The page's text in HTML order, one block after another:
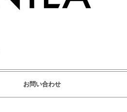
お問い合わせ